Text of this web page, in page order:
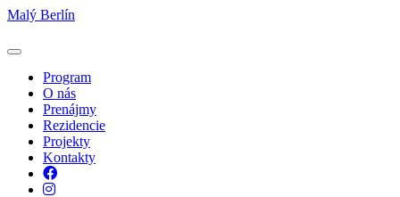
Malý Berlín
Program
O nás
Prenájmy
Rezidencie
Projekty
Kontakty
Facebook
Instagram